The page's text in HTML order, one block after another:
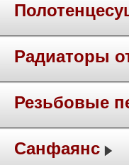
Радиаторы
Резьбовые
Санфаянс